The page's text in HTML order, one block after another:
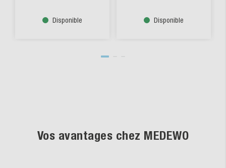
Disponible Disponible
Vos avantages chez MEDEWO